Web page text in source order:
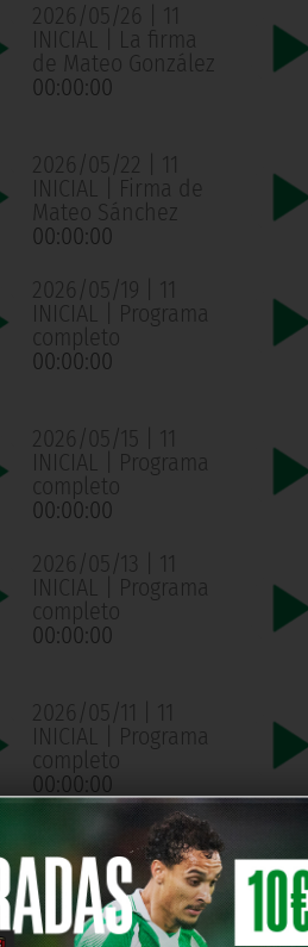
2026/05/26 | 11
INICIAL | La firma
de Mateo González
00:00:00
2026/05/22 | 11
INICIAL | Firma de
Mateo Sánchez
00:00:00
2026/05/19 | 11
INICIAL | Programa
completo
00:00:00
2026/05/15 | 11
INICIAL | Programa
completo
00:00:00
2026/05/13 | 11
INICIAL | Programa
completo
00:00:00
2026/05/11 | 11
INICIAL | Programa
completo
00:00:00
2026/05/07 | 11
INICIAL | Programa
completo
00:00:00